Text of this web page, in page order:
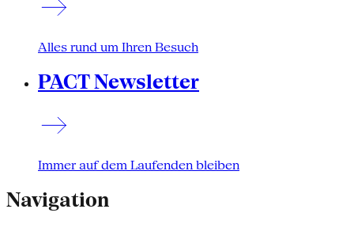
Alles rund um Ihren Besuch
PACT Newsletter
Immer auf dem Laufenden bleiben
Navigation